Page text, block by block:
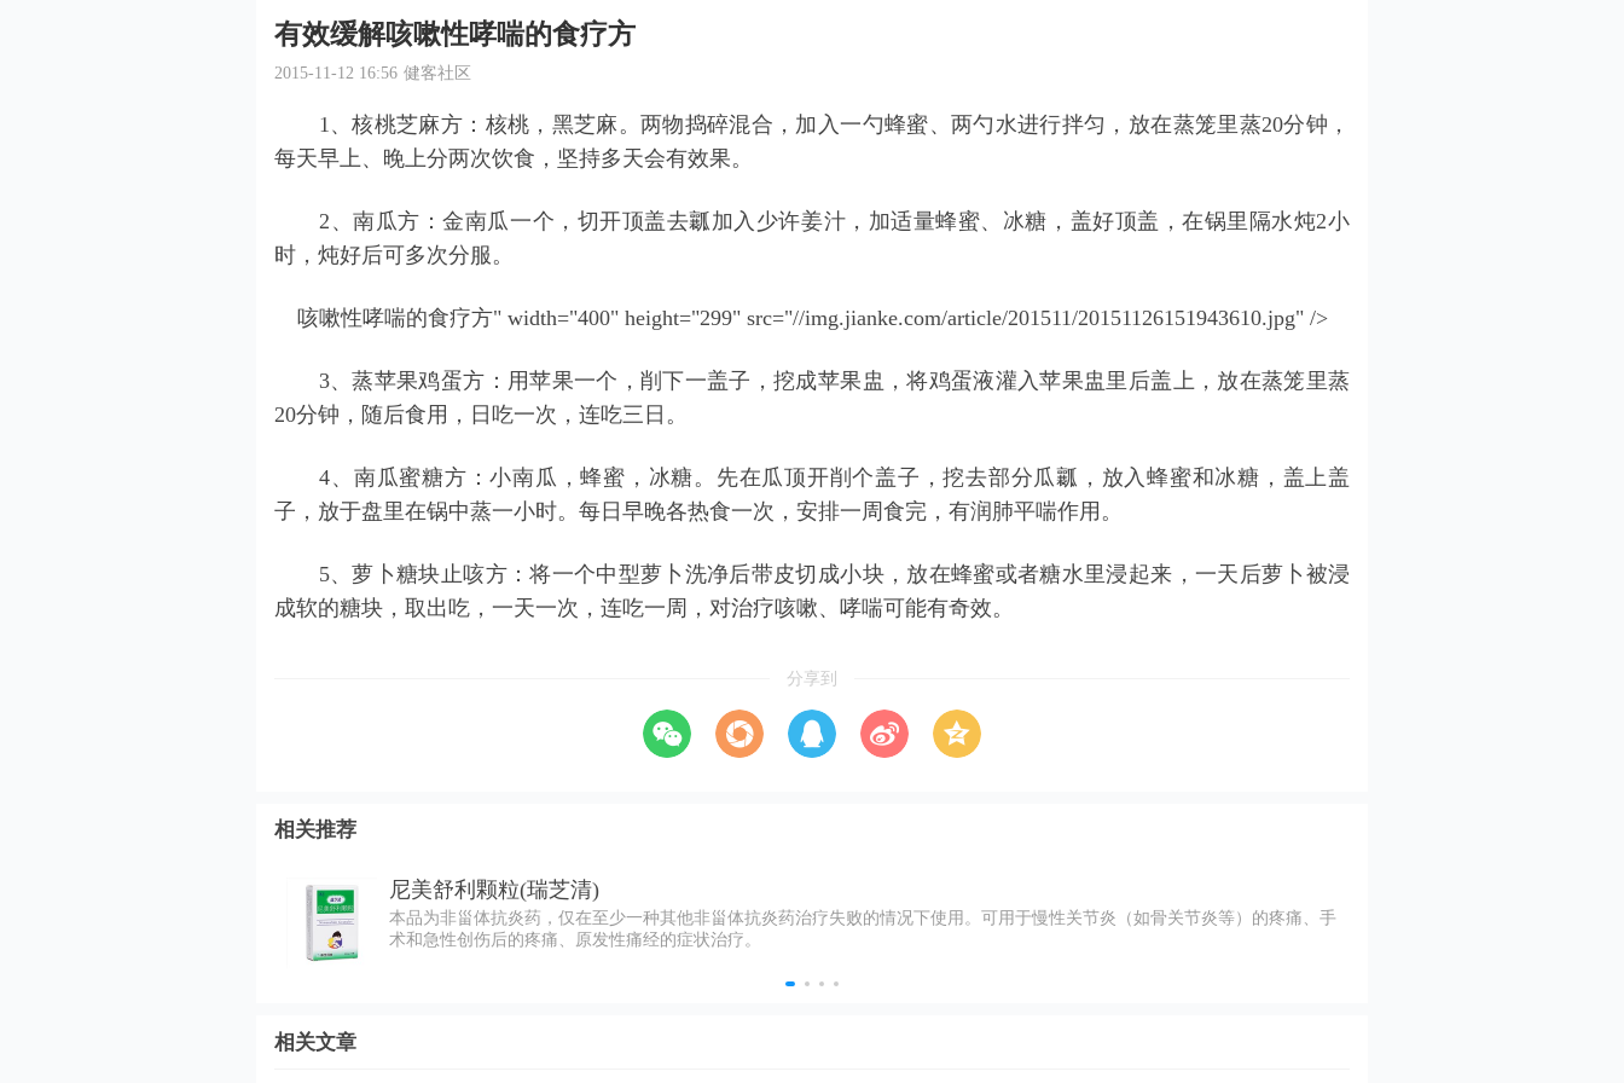
有效缓解咳嗽性哮喘的食疗方
2015-11-12 16:56 健客社区
1、核桃芝麻方：核桃，黑芝麻。两物捣碎混合，加入一勺蜂蜜、两勺水进行拌匀，放在蒸笼里蒸20分钟，
每天早上、晚上分两次饮食，坚持多天会有效果。
2、南瓜方：金南瓜一个，切开顶盖去瓤加入少许姜汁，加适量蜂蜜、冰糖，盖好顶盖，在锅里隔水炖2小
时，炖好后可多次分服。
咳嗽性哮喘的食疗方" width="400" height="299" src="//img.jianke.com/article/201511/20151126151943610.jpg" />
3、蒸苹果鸡蛋方：用苹果一个，削下一盖子，挖成苹果盅，将鸡蛋液灌入苹果盅里后盖上，放在蒸笼里蒸
20分钟，随后食用，日吃一次，连吃三日。
4、南瓜蜜糖方：小南瓜，蜂蜜，冰糖。先在瓜顶开削个盖子，挖去部分瓜瓤，放入蜂蜜和冰糖，盖上盖
子，放于盘里在锅中蒸一小时。每日早晚各热食一次，安排一周食完，有润肺平喘作用。
5、萝卜糖块止咳方：将一个中型萝卜洗净后带皮切成小块，放在蜂蜜或者糖水里浸起来，一天后萝卜被浸
成软的糖块，取出吃，一天一次，连吃一周，对治疗咳嗽、 哮喘可能有奇效。
分享到
相关推荐
尼美舒利颗粒(瑞芝清)
本品为非甾体抗炎药，仅在至少一种其他非甾体抗炎药治疗失败的情况下使用。可用于慢性关节炎（如骨关节炎等）的疼痛、手
术和急性创伤后的疼痛、原发性痛经的症状治疗。
相关文章